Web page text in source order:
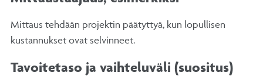
Mittaus tehdään projektin päätyttyä, kun lopullisen
kustannukset ovat selvinneet.
Tavoitetaso ja vaihteluväli (suositus)